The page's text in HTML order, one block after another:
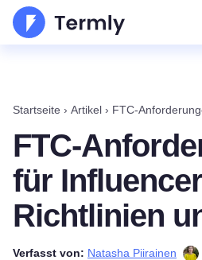
Startseite › Artikel › FTC-
FTC-
für
Richtlinien
Verfasst von: Natasha Piirainen